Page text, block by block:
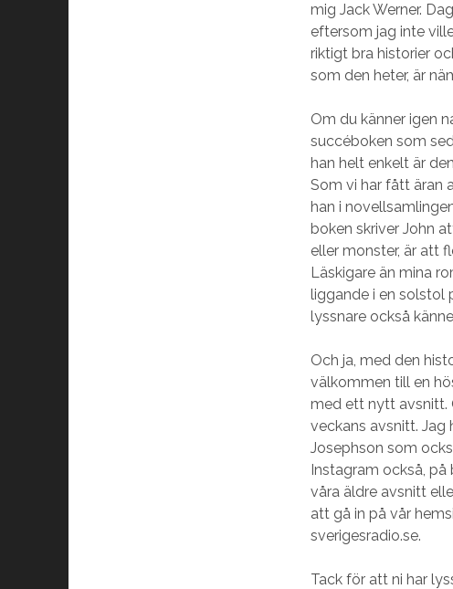
mig Jack Werner.
eftersom jag inte
riktigt bra historier
som den heter, är
Om du känner igen
succéboken som
han helt enkelt är
Som vi har fått äran
han i
boken skriver John
eller monster, är att
Läskigare än mina
liggande i en solstol
lyssnare också
Och ja, med den
välkommen till en
med ett nytt avsnitt.
veckans avsnitt. Jag
Josephson som
Instagram också,
våra äldre avsnitt
att gå in på vår
sverigesradio.se.
Tack för att ni har